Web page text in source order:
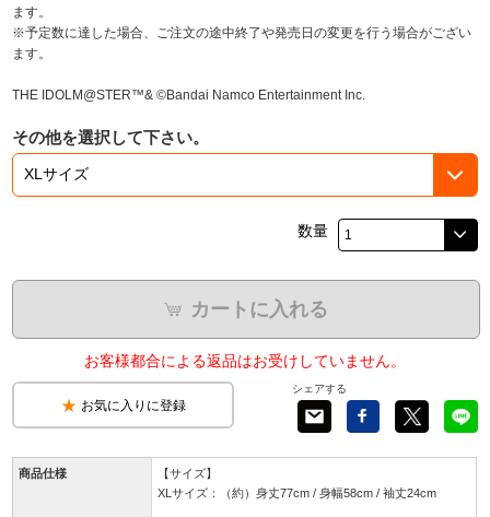
ます。
※予定数に達した場合、ご注文の途中終了や発売日の変更を行う場合がござい
ます。
THE IDOLM@STER™& ©Bandai Namco Entertainment Inc.
その他を選択して下さい。
数量
カートに入れる
お客様都合による返品はお受けしていません。
お気に入りに登録
シェアする
商品仕様
【サイズ】
XLサイズ：（約）身丈77cm / 身幅58cm / 袖丈24cm